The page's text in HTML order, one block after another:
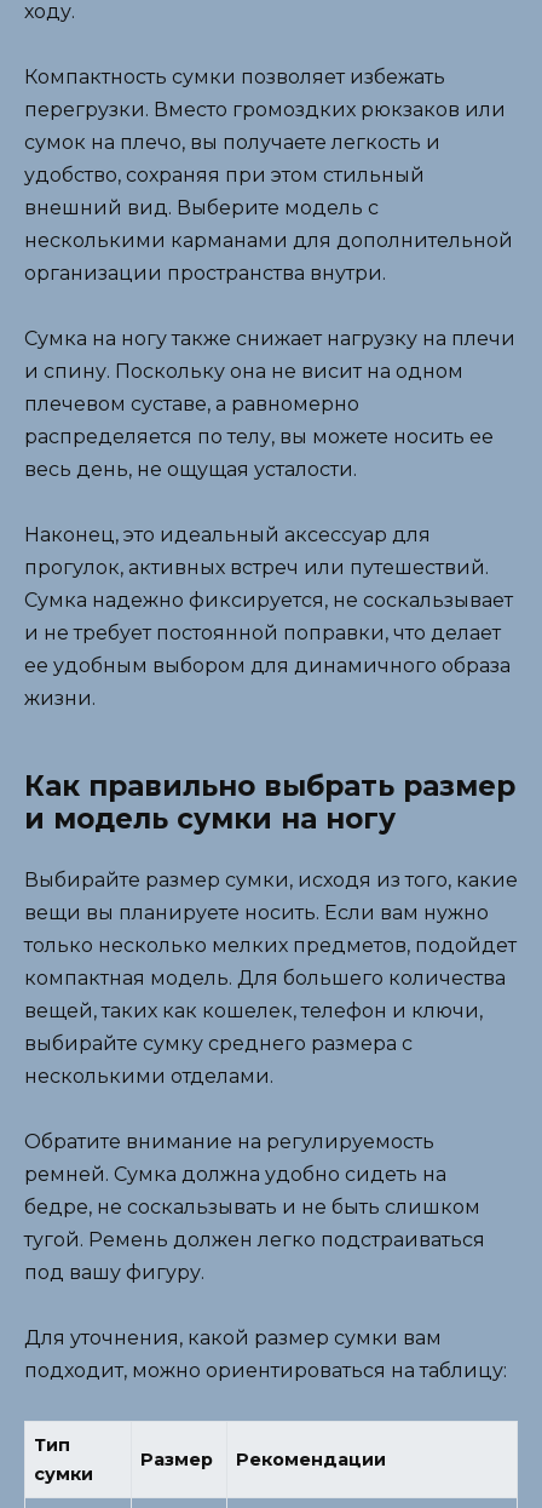
ходу.
Компактность сумки позволяет избежать
перегрузки. Вместо громоздких рюкзаков или
сумок на плечо, вы получаете легкость и
удобство, сохраняя при этом стильный
внешний вид. Выберите модель с
несколькими карманами для дополнительной
организации пространства внутри.
Сумка на ногу также снижает нагрузку на плечи
и спину. Поскольку она не висит на одном
плечевом суставе, а равномерно
распределяется по телу, вы можете носить ее
весь день, не ощущая усталости.
Наконец, это идеальный аксессуар для
прогулок, активных встреч или путешествий.
Сумка надежно фиксируется, не соскальзывает
и не требует постоянной поправки, что делает
ее удобным выбором для динамичного образа
жизни.
Как правильно выбрать размер
и модель сумки на ногу
Выбирайте размер сумки, исходя из того, какие
вещи вы планируете носить. Если вам нужно
только несколько мелких предметов, подойдет
компактная модель. Для большего количества
вещей, таких как кошелек, телефон и ключи,
выбирайте сумку среднего размера с
несколькими отделами.
Обратите внимание на регулируемость
ремней. Сумка должна удобно сидеть на
бедре, не соскальзывать и не быть слишком
тугой. Ремень должен легко подстраиваться
под вашу фигуру.
Для уточнения, какой размер сумки вам
подходит, можно ориентироваться на таблицу:
Тип
сумки
Размер Рекомендации